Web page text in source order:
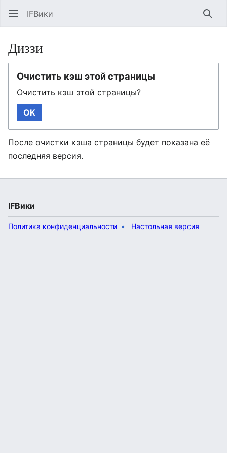
IFВики
Диззи
Очистить кэш этой страницы
Очистить кэш этой страницы?
OK
После очистки кэша страницы будет показана её
последняя версия.
IFВики
Политика конфиденциальности Настольная версия